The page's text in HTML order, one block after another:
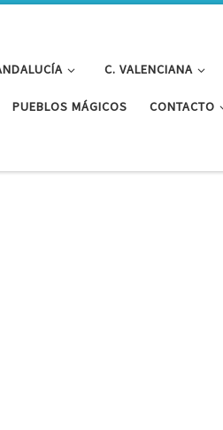
C. VALENCIANA
PUEBLOS MÁGICOS CONTACTO